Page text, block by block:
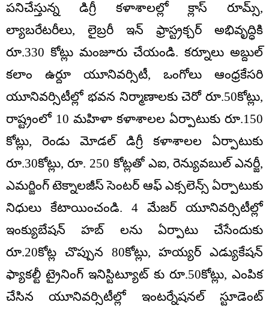
పనిచేస్తున్న డిగ్రీ కళాశాలల్లో క్లాస్ రూమ్స్,
ల్యాబరేటరీలు, లైబ్రరీ ఇన్ ఫ్రాస్ట్రక్చర్ అభివృద్ధికి
రూ.330 కోట్లు మంజూరు చేయండి. కర్నూలు అబ్దుల్
కలాం ఉర్దూ యూనివర్సిటీ, ఒంగోలు ఆంధ్రకేసరి
యూనివర్సిటీల్లో భవన నిర్మాణాలకు చెరో రూ.50కోట్లు,
రాష్ట్రంలో 10 మహిళా కళాశాలల ఏర్పాటుకు రూ.150
కోట్లు, రెండు మోడల్ డిగ్రీ కళాశాలల ఏర్పాటుకు
రూ.30కోట్లు, రూ. 250 కోట్లతో ఎఐ, రెన్యువబుల్ ఎనర్జీ,
ఎమర్జింగ్ టెక్నాలజీస్ సెంటర్ ఆఫ్ ఎక్సలెన్స్ ఏర్పాటుకు
నిధులు కేటాయించండి. 4 మేజర్ యూనివర్సిటీల్లో
ఇంక్యుబేషన్ హబ్ లను ఏర్పాటు చేసేందుకు
రూ.20కోట్ల చొప్పున 80కోట్లు, హయ్యర్ ఎడ్యుకేషన్
ఫ్యాకల్టీ ట్రైనింగ్ ఇనిస్టిట్యూట్ కు రూ.50కోట్లు, ఎంపిక
చేసిన యూనివర్సిటీల్లో ఇంటర్నేషనల్ స్టూడెంట్